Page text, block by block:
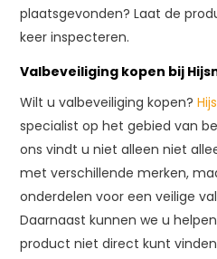
plaatsgevonden? Laat de
keer inspecteren.
Valbeveiliging kopen bij
Wilt u valbeveiliging kopen?
specialist op het gebied van
ons vindt u niet alleen niet
met verschillende merken,
onderdelen voor een veilige
Daarnaast kunnen we u
product niet direct kunt